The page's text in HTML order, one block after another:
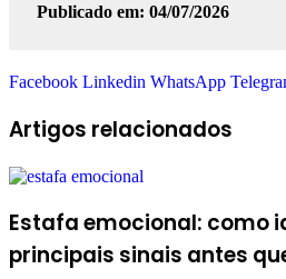
Publicado em: 04/07/2026
Facebook Linkedin WhatsApp
Artigos relacionados
Estafa emocional: como
principais sinais antes